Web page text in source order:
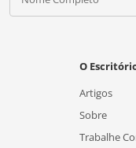
O
Artigos
Sobre
Trabalhe